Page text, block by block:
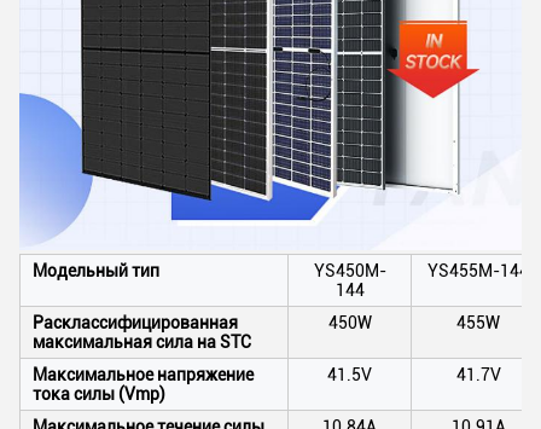
Модельный тип
YS450M-
144
YS455M-144
Расклассифицированная
максимальная сила на STC
450W 455W
Максимальное напряжение
тока силы (Vmp)
41.5V 41.7V